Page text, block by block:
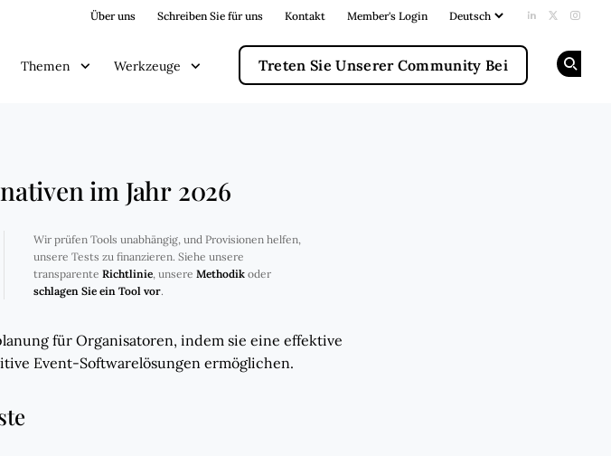
Über uns Schreiben Sie für uns Kontakt Member's Login Add us on
Follow
Themen Werkzeuge Treten Sie Unserer Community Bei
im Jahr 2026
Wir prüfen Tools unabhängig, und Provisionen helfen,
unsere Tests zu finanzieren. Siehe unsere
transparente Richtlinie, unsere Methodikoder
schlagen Sie ein Tool vor.
für Organisatoren, indem sie eine effektive
Event-Softwarelösungen ermöglichen.